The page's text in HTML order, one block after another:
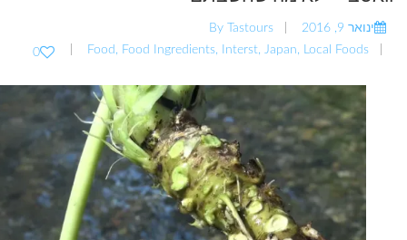
ינואר 9, 2016 By
Tastours
Food , Food Ingredients, Interst, Japan, Local Foods
0